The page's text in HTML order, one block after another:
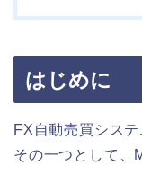
はじめに
FX自動売買シス
その一つとして、